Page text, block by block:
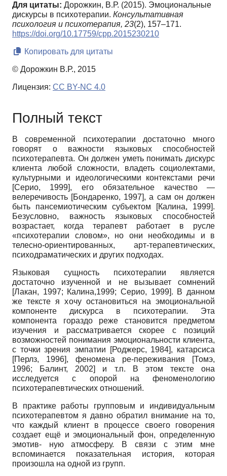
Для цитаты: Дорожкин, В.Р. (2015). Эмоциональные
дискурсы в психотерапии. Консультативная
психология и психотерапия, 23(2), 157–171.
https://doi.org/10.17759/cpp.2015230210
Копировать для цитаты
© Дорожкин В.Р., 2015
Лицензия: CC BY-NC 4.0
Полный текст
В современной психотерапии достаточно много
говорят о важности языковых способностей
психотерапевта. Он должен уметь понимать дискурс
клиента любой сложности, владеть социолектами,
культурными и идеологическими контекстами речи
[Серио, 1999], его обязательное качество —
велеречивость [Бондаренко, 1997], а сам он должен
быть пансемиотическим субъектом [Калина, 1999].
Безусловно, важность языковых способностей
возрастает, когда терапевт работает в русле
«психотерапии словом», но они необходимы и в
телесно-ориентированных, арт-терапевтических,
психодраматических и других подходах.
Языковая сущность психотерапии является
достаточно изученной и не вызывает сомнений
[Лакан, 1997; Калина,1999; Серио, 1999]. В данном
же тексте я хочу остановиться на эмоциональной
компоненте дискурса в психотерапии. Эта
компонента гораздо реже становится предметом
изучения и рассматривается скорее с позиций
возможностей понимания эмоциональности клиента,
с точки зрения эмпатии [Роджерс, 1984], катарсиса
[Перлз, 1996], феномена ре-переживания [Томэ,
1996; Балинт, 2002] и т.п. В этом тексте она
исследуется с опорой на феноменологию
психотерапевтических отношений.
В практике работы групповым и индивидуальным
психотерапевтом я давно обратил внимание на то,
что каждый клиент в процессе своего говорения
создает ещё и эмоциональный фон, определенную
эмотив- ную атмосферу. В связи с этим мне
вспоминается показательная история, которая
произошла на одной из групп.